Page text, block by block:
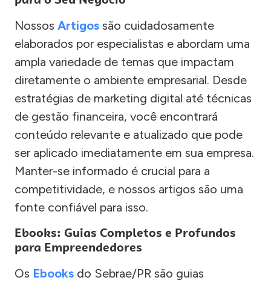
Nossos Artigos são cuidadosamente
elaborados por especialistas e abordam uma
ampla variedade de temas que impactam
diretamente o ambiente empresarial. Desde
estratégias de marketing digital até técnicas
de gestão financeira, você encontrará
conteúdo relevante e atualizado que pode
ser aplicado imediatamente em sua empresa.
Manter-se informado é crucial para a
competitividade, e nossos artigos são uma
fonte confiável para isso.
Ebooks: Guias Completos e Profundos
para Empreendedores
Os Ebooks do Sebrae/PR são guias